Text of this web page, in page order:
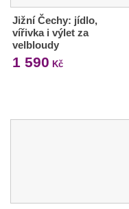
Jižní Čechy: jídlo,
vířivka i výlet za
velbloudy
1 590 Kč